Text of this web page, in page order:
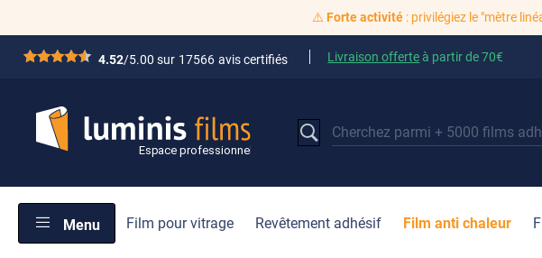
⚠️ Forte activité: privilégiez le "mètre
*****4.52/5.00 sur 17566 avis certifiés Livraison offerteà partir de70€
Menu Film pour vitrage Revêtement adhésif Film anti chaleur